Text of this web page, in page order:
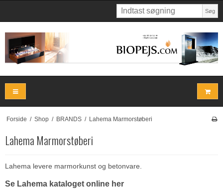
Søg
Forside / Shop / BRANDS / Lahema Marmorstøberi
Lahema Marmorstøberi
Lahema levere marmorkunst og betonvare.
Se Lahema kataloget online her